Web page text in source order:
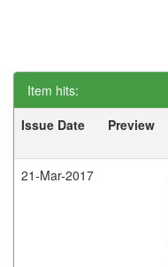
Item hits:
Issue Date
Preview
21-Mar-2017